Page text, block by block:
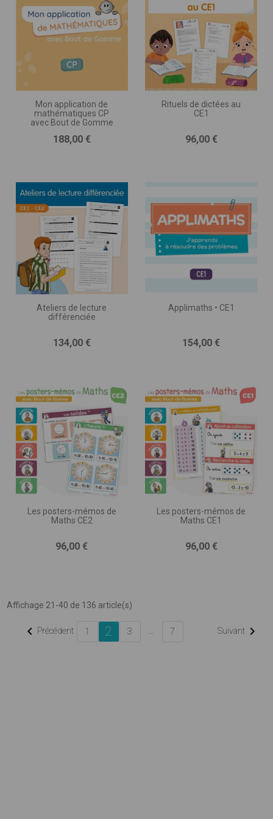
Mon application de
mathématiques CP
avec Bout de Gomme
Prix
188,00 €
Rituels de dictées au
CE1
Prix
96,00 €
Ateliers de lecture
différenciée
Prix
134,00 €
Applimaths • CE1
Prix
154,00 €
Les posters-mémos de
Maths CE2
Prix
96,00 €
Les posters-mémos de
Maths CE1
Prix
96,00 €
Affichage 21-40 de 136 article(s)
 Précédent 1 2 3 7 Suivant